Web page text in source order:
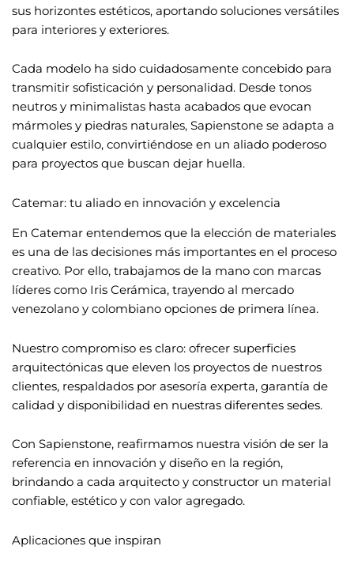
sus horizontes estéticos, aportando soluciones versátiles
para interiores y exteriores.
Cada modelo ha sido cuidadosamente concebido para
transmitir sofisticación y personalidad. Desde tonos
neutros y minimalistas hasta acabados que evocan
mármoles y piedras naturales, Sapienstone se adapta a
cualquier estilo, convirtiéndose en un aliado poderoso
para proyectos que buscan dejar huella.
Catemar: tu aliado en innovación y excelencia
En Catemar entendemos que la elección de materiales
es una de las decisiones más importantes en el proceso
creativo. Por ello, trabajamos de la mano con marcas
líderes como Iris Cerámica, trayendo al mercado
venezolano y colombiano opciones de primera línea.
Nuestro compromiso es claro: ofrecer superficies
arquitectónicas que eleven los proyectos de nuestros
clientes, respaldados por asesoría experta, garantía de
calidad y disponibilidad en nuestras diferentes sedes.
Con Sapienstone, reafirmamos nuestra visión de ser la
referencia en innovación y diseño en la región,
brindando a cada arquitecto y constructor un material
confiable, estético y con valor agregado.
Aplicaciones que inspiran